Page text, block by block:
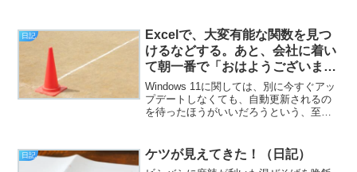
す。やっと部屋の中でもクーラーを稼働
させなくてよくなった！ ...
日記
Excelで、大変有能な関数を見つ
けるなどする。あと、会社に着い
て朝一番で「おはようございま
す」を言った直後に顔色を心配さ
れるなど。（日記）
Windows 11に関しては、別に今すぐアッ
プデートしなくても、自動更新されるの
を待ったほうがいいだろうという、至っ
夜、試しに目覚まし時計をオフにして就
寝したところ、1...
日記 ケツが見えてきた！（日記）